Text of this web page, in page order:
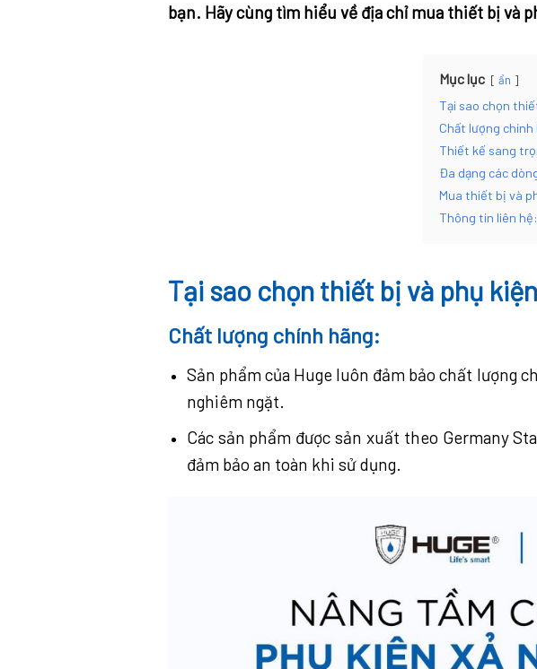
bạn. Hãy cùng tìm hiểu về địa chỉ mua thiết bị và
Mục lục ẩn
Tại sao chọn
Chất lượng chính
Thiết kế sang
Đa dạng các
Mua thiết bị và
Thông tin liên hệ:
Tại sao chọn thiết bị và phụ
Chất lượng chính hãng:
Sản phẩm của Huge luôn đảm bảo chất lượng
nghiêm ngặt.
Các sản phẩm được sản xuất theo Germany
đảm bảo an toàn khi sử dụng.